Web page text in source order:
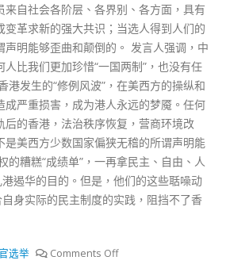
自社会各阶层、各界别、各方面，具有
革求新的强大共识；当选人得到人们的
明能够歪曲和颠倒的。 发言人强调，中
比我们更加珍惜“一国两制”，也没有任
发生的“修例风波”，在美西方的操纵和
严重损害，成为港人永远的梦魇。任何
的香港，法治秩序恢复，营商环境改
美西方少数国家偏狭无稽的所谓声明能
糟糕“成绩单”，一再拿民主、自由、人
遏华的目的。但是，他们的这些聒噪动
身实际的民主制度的实践，阻挡不了香
选举 Comments Off